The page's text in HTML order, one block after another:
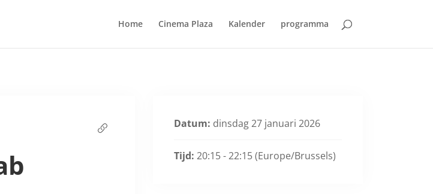
Home Cinema Plaza Kalender programma
Datum: dinsdag 27 januari 2026
Tijd: 20:15 - 22:15(Europe/Brussels)